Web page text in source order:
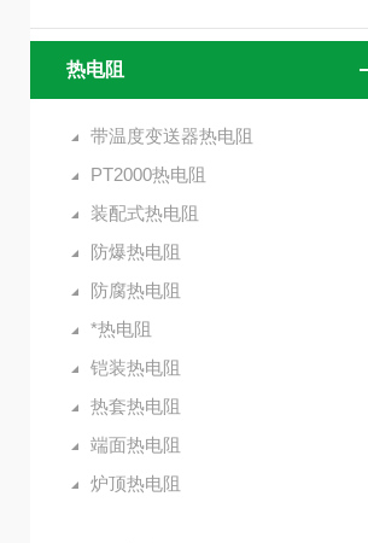
热电阻
带温度变送器热电阻
PT2000热电阻
装配式热电阻
防爆热电阻
防腐热电阻
*热电阻
铠装热电阻
热套热电阻
端面热电阻
炉顶热电阻